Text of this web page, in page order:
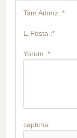
Tam Adınız :*
E-Posta :*
Yorum :*
captcha: